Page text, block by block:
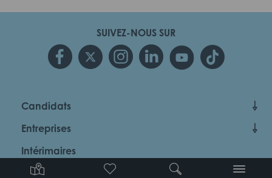
SUIVEZ-NOUS SUR
Candidats
Entreprises
Intérimaires
À propos d’Adéquat